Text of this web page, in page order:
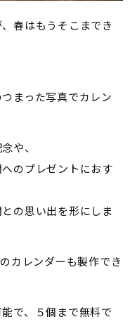
春はもうそこまでき
まった写真でカレン
や、
のプレゼントにおす
の思い出を形にしま
カレンダーも製作でき
で、５個まで無料で